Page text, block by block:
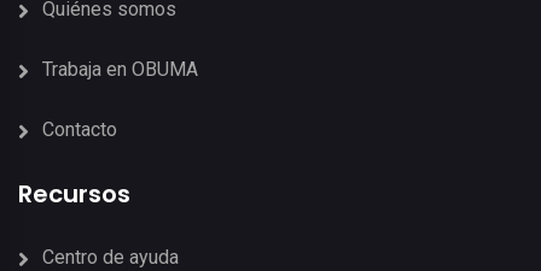
Quiénes somos
Trabaja en OBUMA
Contacto
Recursos
Centro de ayuda